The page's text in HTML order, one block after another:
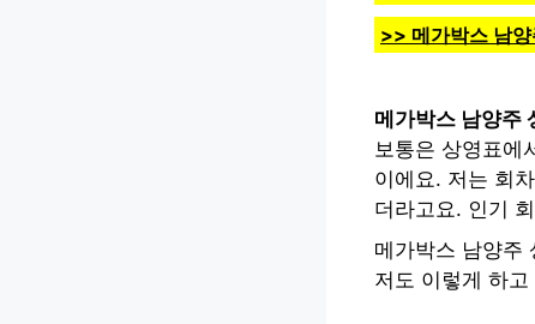
>> 메가박스 남
메가박스 남양주
보통은 상영표에
이에요. 저는 회
더라고요. 인기
메가박스 남양주
저도 이렇게 하